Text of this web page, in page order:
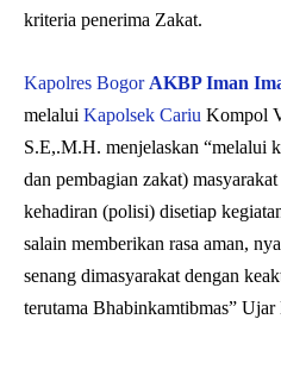
kriteria penerima Zakat.
Kapolres Bogor AKBP Iman
melalui Kapolsek Cariu Kompol
S.E,.M.H. menjelaskan “melalui
dan pembagian zakat)
kehadiran (polisi) disetiap
salain memberikan rasa aman,
senang dimasyarakat dengan
terutama Bhabinkamtibmas”